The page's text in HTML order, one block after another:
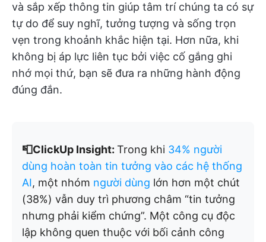
và sắp xếp thông tin giúp tâm trí chúng ta có sự
tự do để suy nghĩ, tưởng tượng và sống trọn
vẹn trong khoảnh khắc hiện tại. Hơn nữa, khi
không bị áp lực liên tục bởi việc cố gắng ghi
nhớ mọi thứ, bạn sẽ đưa ra những hành động
đúng đắn.
📮ClickUp Insight: Trong khi 34% người
dùng hoàn toàn tin tưởng vào các hệ thống
AI, một nhóm người dùng lớn hơn một chút
(38%) vẫn duy trì phương châm “tin tưởng
nhưng phải kiểm chứng”. Một công cụ độc
lập không quen thuộc với bối cảnh công